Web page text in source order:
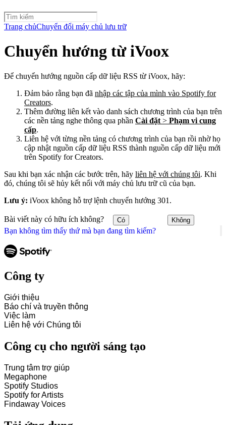
Trang chủChuyển đổi máy chủ lưu trữ
Bạn không tìm thấy thứ mà bạn đang tìm kiếm?
Chuyển hướng từ iVoox
Để chuyển hướng nguồn cấp dữ liệu RSS từ iVoox, hãy:
Đảm bảo rằng bạn đã nhập các tập của mình vào Spotify for
Creators.
Thêm đường liên kết vào danh sách chương trình của bạn trên
các nền tảng nghe thông qua phần Cài đặt > Phạm vi cung
cấp.
Liên hệ với từng nền tảng có chương trình của bạn rồi nhờ họ
cập nhật nguồn cấp dữ liệu RSS thành nguồn cấp dữ liệu mới
trên Spotify for Creators.
Sau khi bạn xác nhận các bước trên, hãy liên hệ với chúng tôi. Khi
đó, chúng tôi sẽ hủy kết nối với máy chủ lưu trữ cũ của bạn.
Lưu ý: iVoox không hỗ trợ lệnh chuyển hướng 301.
Bài viết này có hữu ích không? Có Không
Công ty
Giới thiệu
Báo chí và truyền thông
Việc làm
Liên hệ với Chúng tôi
Công cụ cho người sáng tạo
Trung tâm trợ giúp
Megaphone
Spotify Studios
Spotify for Artists
Findaway Voices